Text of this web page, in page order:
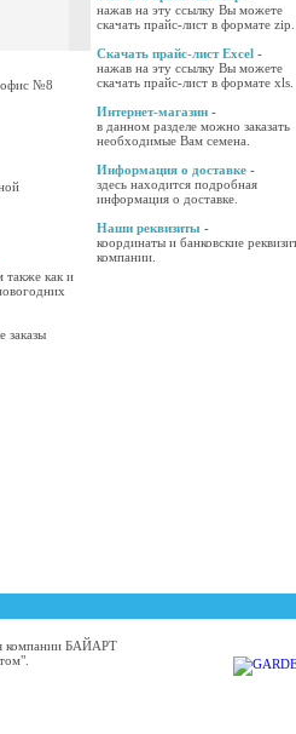
офис №8
также как и
заказы
нажав на эту ссылку Вы можете
скачать прайс-лист в формате zip.
Скачать прайс-лист Excel -
нажав на эту ссылку Вы можете
скачать прайс-лист в формате xls.
Интернет-магазин -
в данном разделе можно заказать
необходимые Вам семена.
Информация о доставке -
здесь находится подробная
информация о доставке.
Наши реквизиты -
координаты и банковские
компании.
компании БАЙАРТ